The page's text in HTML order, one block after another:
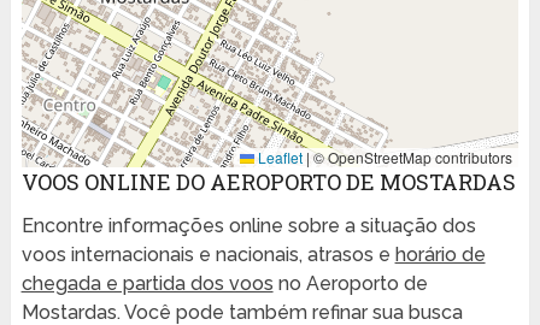
Leaflet |© OpenStreetMap contributors
VOOS ONLINE DO AEROPORTO DE MOSTARDAS
Encontre informações online sobre a situação dos
voos internacionais e nacionais, atrasos e horário de
chegada e partida dos voos no Aeroporto de
Mostardas. Você pode também refinar sua busca